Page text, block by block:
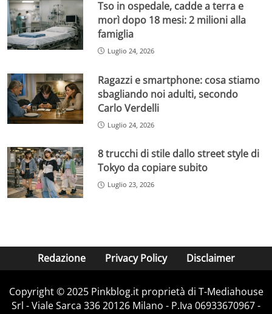
Tso in ospedale, cadde a terra e
morì dopo 18 mesi: 2 milioni alla
famiglia
Luglio 24, 2026
Ragazzi e smartphone: cosa stiamo
sbagliando noi adulti, secondo
Carlo Verdelli
Luglio 24, 2026
8 trucchi di stile dallo street style di
Tokyo da copiare subito
Luglio 23, 2026
Redazione Privacy Policy Disclaimer
Copyright © 2025 Pinkblog.it proprietà di T-Mediahouse
Srl - Viale Sarca 336 20126 Milano - P.Iva 06933670967 -